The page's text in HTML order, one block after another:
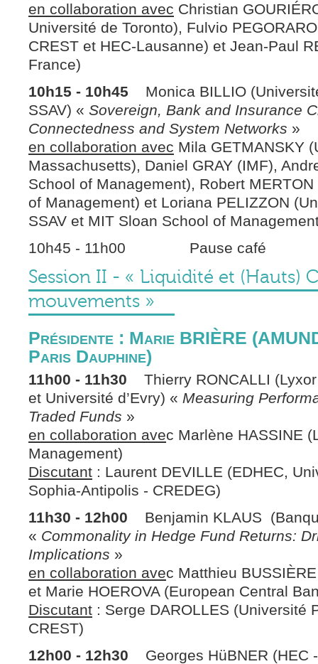
en collaboration avec Christian
Université de Toronto), Fulvio
CREST et HEC-Lausanne) et Jean-Paul
France)
10h15 - 10h45 Monica BILLIO
SSAV) « Sovereign, Bank and Insurance
Connectedness and System Networks »
en collaboration avec Mila GETMANSKY
Massachusetts), Daniel GRAY (IMF),
School of Management), Robert
of Management) et Loriana PELIZZON
SSAV et MIT Sloan School of
10h45 - 11h00 Pause café
Session II - « Liquidité et (Hauts)
mouvements »
Présidente : Marie BRIÈRE
Paris Dauphine)
11h00 - 11h30 Thierry RONCALLI
et Université d’Evry) « Measuring
Traded Funds »
en collaboration avec Marlène HASSINE
Management)
Discutant : Laurent DEVILLE (EDHEC,
Sophia-Antipolis - CREDEG)
11h30 - 12h00 Benjamin KLAUS
« Commonality in Hedge Fund Returns:
Implications »
en collaboration avec Matthieu
et Marie HOEROVA (European Central
Discutant : Serge DAROLLES (Université
CREST)
12h00 - 12h30 Georges HüBNER (HEC